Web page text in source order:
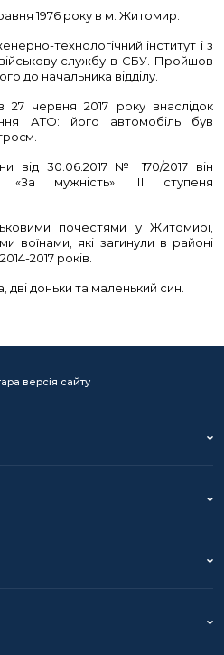
1976 року в м. Житомир.
технологічний інститут і з
службу в СБУ. Пройшов
до начальника відділу.
27 червня 2017 року внаслідок
АТО: його автомобіль був
від 30.06.2017 № 170/2017 він
мужність» ІІІ ступеня
почестями у Житомирі,
воїнами, які загинули в районі
2017 років.
доньки та маленький син.
версія сайту